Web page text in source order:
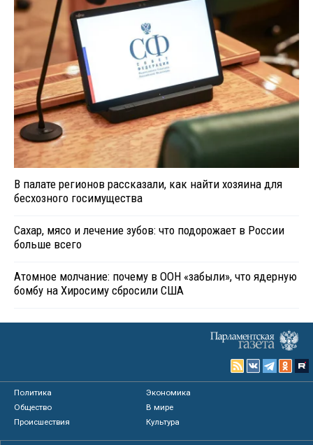
В палате регионов рассказали, как найти хозяина для
бесхозного госимущества
Сахар, мясо и лечение зубов: что подорожает в России
больше всего
Атомное молчание: почему в ООН «забыли», что ядерную
бомбу на Хиросиму сбросили США
Политика
Экономика
Общество
В мире
Происшествия
Культура